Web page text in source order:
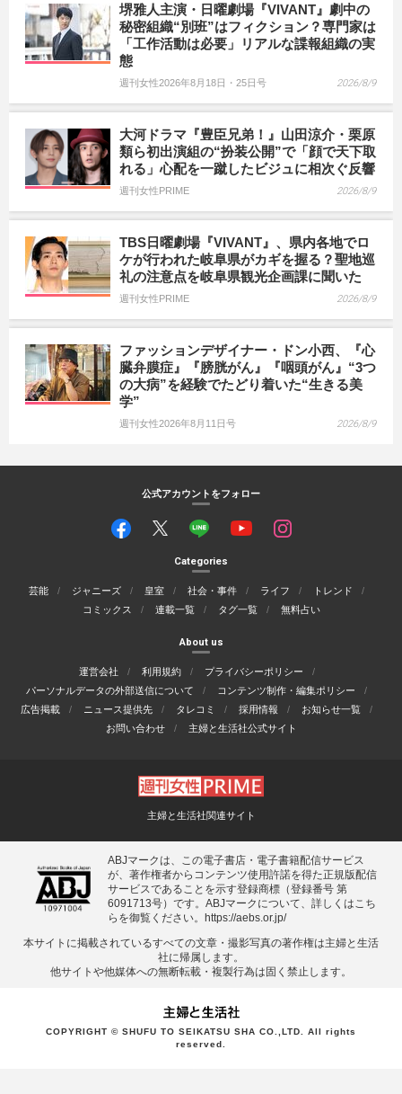
堺雅人主演・日曜劇場『VIVANT』劇中の
秘密組織“別班”はフィクション？専門家は
「工作活動は必要」リアルな諜報組織の実
態
週刊女性2026年8月18日・25日号 2026/8/9
大河ドラマ『豊臣兄弟！』山田涼介・栗原
類ら初出演組の“扮装公開”で「顔で天下取
れる」心配を一蹴したビジュに相次ぐ反響
週刊女性PRIME 2026/8/9
TBS日曜劇場『VIVANT』、県内各地でロ
ケが行われた岐阜県がカギを握る？聖地巡
礼の注意点を岐阜県観光企画課に聞いた
週刊女性PRIME 2026/8/9
ファッションデザイナー・ドン小西、『心
臓弁膜症』『膀胱がん』『咽頭がん』“3つ
の大病”を経験でたどり着いた“生きる美
学”
週刊女性2026年8月11日号 2026/8/9
公式アカウントをフォロー
Categories
芸能 ジャニーズ 皇室 社会・事件 ライフ
トレンド
コミックス
連載一覧 タグ一覧 無料占い
About us
運営会社 利用規約
プライバシーポリシー
パーソナルデータの外部送信について
コンテンツ制作・編集ポリシー
広告掲載
ニュース提供先 タレコミ 採用情報
お知らせ一覧
お問い合わせ
主婦と生活社公式サイト
主婦と生活社関連サイト
ABJマークは、この電子書店・電子書籍配信サービス
が、著作権者からコンテンツ使用許諾を得た正規版配信
サービスであることを示す登録商標（登録番号 第
6091713号）です。ABJマークについて、詳しくはこち
らを御覧ください。 https://aebs.or.jp/
本サイトに掲載されているすべての⽂章・撮影写真の著作権は主婦と⽣活
社に帰属します。
他サイトや他媒体への無断転載・複製⾏為は固く禁⽌します。
COPYRIGHT © SHUFU TO SEIKATSU SHA CO.,LTD. All rights
reserved.